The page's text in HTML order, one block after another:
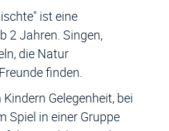
ist eine
2 Jahren. Singen,
die Natur
finden.
Gelegenheit, bei
Spiel in einer Gruppe